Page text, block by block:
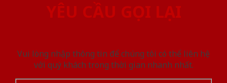
YÊU CẦU GỌI LẠI
Vui lòng nhập thông tin để chúng tôi có thể liên hệ
với quý khách trong thời gian nhanh nhất.